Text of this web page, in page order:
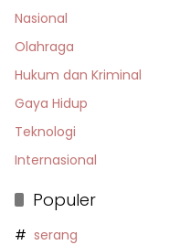
Nasional
Olahraga
Hukum dan Kriminal
Gaya Hidup
Teknologi
Internasional
Populer
serang